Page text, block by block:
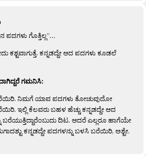
ಪದಗಳು ಗೊತ್ತಿಲ್ಲ”…
ಕನ್ನಡದ್ದೇ ಆದ ಪದಗಳು ಕೂಡಲೆ
ಗಮನಿಸಿ:
ನಿಮಗೆ ಯಾವ ಪದಗಳು ತೋಚುವುದೋ
ಇಲ್ಲಿ ಕೆಲವರು ಬಹಳ ಹೆಚ್ಚು ಕನ್ನಡದ್ದೇ ಆದ
ಬರೆಯುತ್ತಿದ್ದಾರೆಂಬುದು ದಿಟ. ಆದರೆ ಎಲ್ಲರೂ ಹಾಗೆಯೇ
ಕನ್ನಡದ್ದೇ ಪದಗಳನ್ನು ಬಳಸಿ ಬರೆಯಿರಿ, ಅಶ್ಟೇ.